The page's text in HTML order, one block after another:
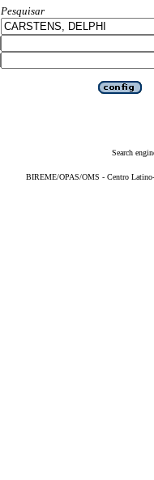
Pesquisar
Search
BIREME/OPAS/OMS - Centro Latino-